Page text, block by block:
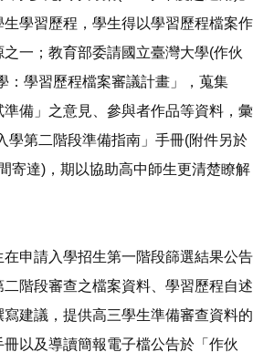
生學習歷程，學生得以學習歷程檔案作
一；教育部委請國立臺灣大學(作伙
：學習歷程檔案審議計畫」，蒐集
準備」之意見、參與者作品等資料，彙
學第二階段準備指南」手冊(附件另於
寄達)，期以協助高中師生更清楚瞭解
申請入學招生第一階段篩選結果公告
階段審查之檔案資料、學習歷程自述
建議，提供高三學生準備審查資料的
以及導讀簡報電子檔公告於「作伙